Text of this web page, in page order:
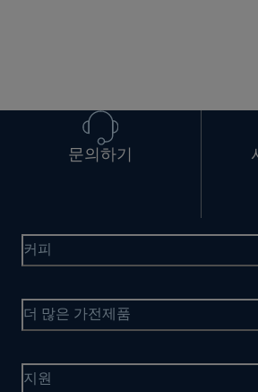
문의하기
커피
더 많은 가전제품
지원